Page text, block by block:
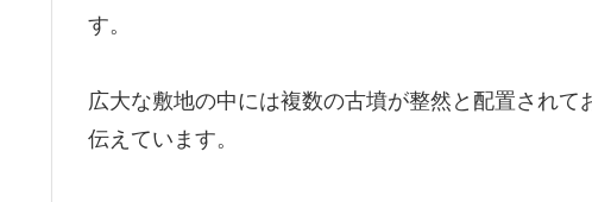
す。
広大な敷地の中には複数の古墳が整然と配置され
伝えています。